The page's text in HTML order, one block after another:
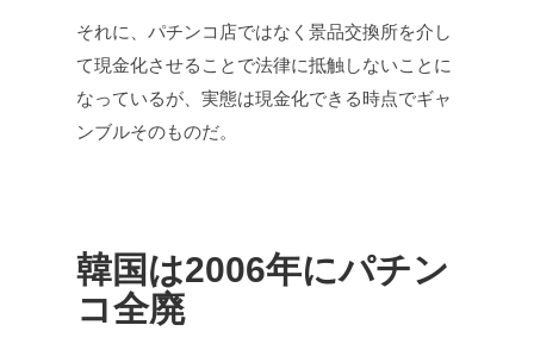
それに、パチンコ店ではなく景品交換所を介し
て現金化させることで法律に抵触しないことに
なっているが、実態は現金化できる時点でギャ
ンブルそのものだ。
韓国は2006年にパチン
コ全廃